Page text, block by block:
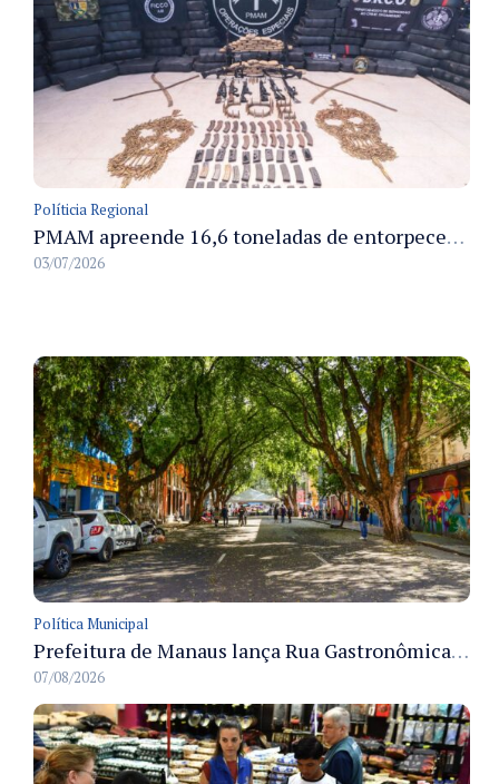
Políticia Regional
PMAM apreende 16,6 toneladas de entorpecentes e registra aumento nas prisões em flagrante e nas capturas de foragidos no primeiro semestre de 2026
03/07/2026
Política Municipal
Prefeitura de Manaus lança Rua Gastronômica preservando as 17 árvores da Ferreira Pena no Centro
07/08/2026